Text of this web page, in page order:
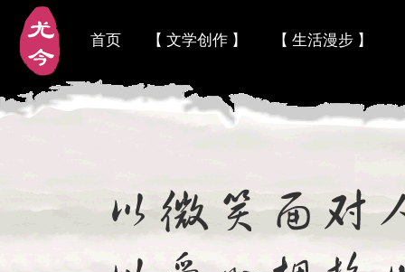
首页 【 文学创作 】 【 生活漫步 】